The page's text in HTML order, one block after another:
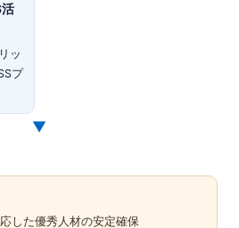
ッ
プ
▼
した優秀人材の安定確保